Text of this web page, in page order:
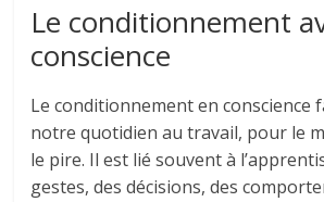
Le conditionnement
conscience
Le conditionnement en conscience
notre quotidien au travail, pour le
le pire. Il est lié souvent à
gestes, des décisions, des